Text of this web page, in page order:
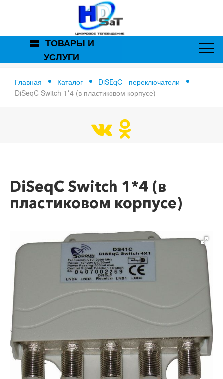
Главная Каталог
DiSEqC - переключатели
DiSeqC Switch 1*4 (в пластиковом корпусе)
view_module ТОВАРЫ И
УСЛУГИ
DiSeqC Switch 1*4 (в
пластиковом корпусе)